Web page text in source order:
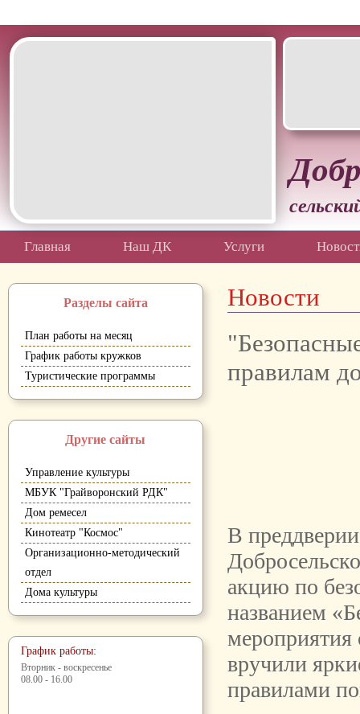
Главная Наш ДК Услуги
Разделы сайта
План работы на месяц
График работы кружков
Туристические программы
Другие сайты
Управление культуры
МБУК "Грайворонский РДК"
Дом ремесел
Кинотеатр "Космос"
Организационно-методический
отдел
Дома культуры
График работы:
Вторник - воскресенье
08.00 - 16.00
Новости
правилам
В
акцию по
названием
мероприятия
вручили
правилами